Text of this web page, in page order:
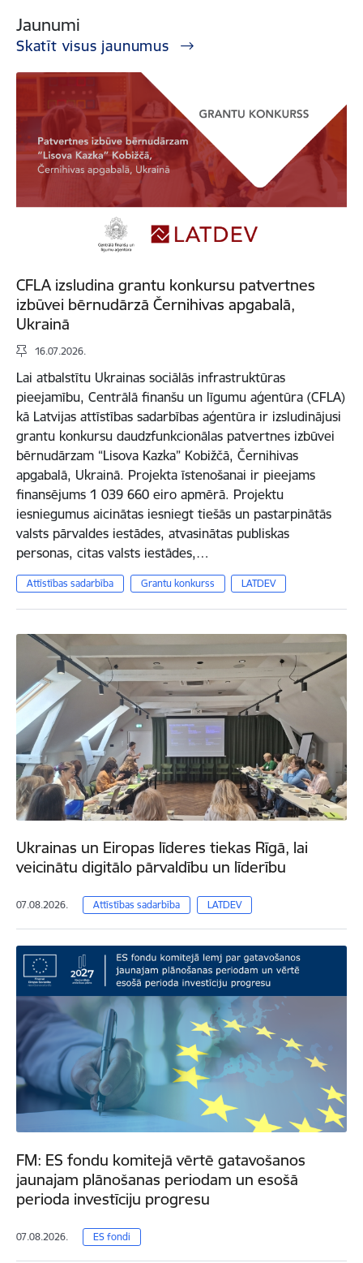
Jaunumi
Skatīt visus jaunumus
CFLA izsludina grantu konkursu patvertnes
izbūvei bērnudārzā Černihivas apgabalā,
Ukrainā
16.07.2026.
Lai atbalstītu Ukrainas sociālās infrastruktūras
pieejamību, Centrālā finanšu un līgumu aģentūra (CFLA)
kā Latvijas attīstības sadarbības aģentūra ir izsludinājusi
grantu konkursu daudzfunkcionālas patvertnes izbūvei
bērnudārzam “Lisova Kazka” Kobižčā, Černihivas
apgabalā, Ukrainā. Projekta īstenošanai ir pieejams
finansējums 1 039 660 eiro apmērā. Projektu
iesniegumus aicinātas iesniegt tiešās un pastarpinātās
valsts pārvaldes iestādes, atvasinātas publiskas
personas, citas valsts iestādes,…
Attīstības sadarbība Grantu konkurss LATDEV
Ukrainas un Eiropas līderes tiekas Rīgā, lai
veicinātu digitālo pārvaldību un līderību
07.08.2026. Attīstības sadarbība LATDEV
FM: ES fondu komitejā vērtē gatavošanos
jaunajam plānošanas periodam un esošā
perioda investīciju progresu
07.08.2026. ES fondi